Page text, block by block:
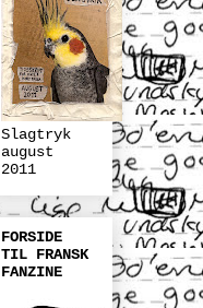
Slagtryk
august
2011
FORSIDE
TIL FRANSK
FANZINE